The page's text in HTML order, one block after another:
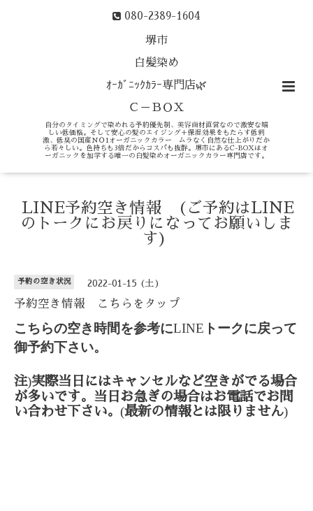
080-2389-1604
堺市
白髪染め
ｵｰｶﾞﾆｯｸｶﾗｰ専門店🌿
Ｃ－ＢＯＸ
自分のタイミングで染めれる予約優先制、美容商材直営なので激安な嬉
しい低価格。そして安心の髪のエイジング＋保湿効果をもたらす低刺
激、低臭の国産ＮＯ1オーガニックカラー ムラなく自然な仕上がりだか
ら若々しい。色持ちも3倍だからコスパも抜群。堺市にあるC-BOXはオ
ーガニックを加学する唯一の白髪染めオーガニックカラー専門店です。
LINE予約空き情報 (ご予約はLINE
のトークにお戻りになってお願いしま
す)
予約の空き状況 2022-01-15 (土)
予約空き情報 こちらをタップ
こちらの空き時間を参考にLINE トークに戻って
御予約下さい。
注)実際当日にはキャンセルなど空きがでる場合
が多いです。当日お急ぎの場合はお電話でお問
い合わせ下さい。 (最新の情報とは限りません)